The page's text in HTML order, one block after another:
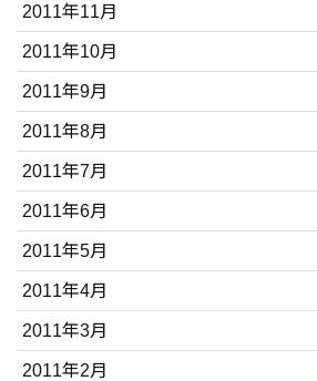
2011年11月
2011年10月
2011年9月
2011年8月
2011年7月
2011年6月
2011年5月
2011年4月
2011年3月
2011年2月